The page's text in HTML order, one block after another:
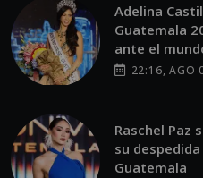
Adelina
Guatemala
ante el
22:16, AGO
Raschel Paz
su
Guatemala